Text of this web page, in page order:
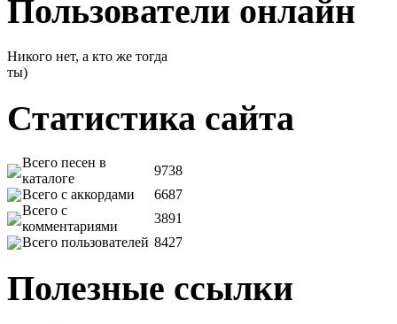
Пользователи онлайн
Никого нет, а кто же тогда
ты)
Статистика сайта
Всего песен в
каталоге
9738
Всего с аккордами
6687
Всего с
комментариями
3891
Всего пользователей 8427
Полезные ссылки